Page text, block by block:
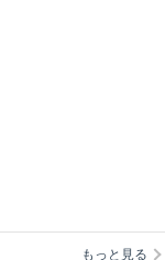
もっと見る